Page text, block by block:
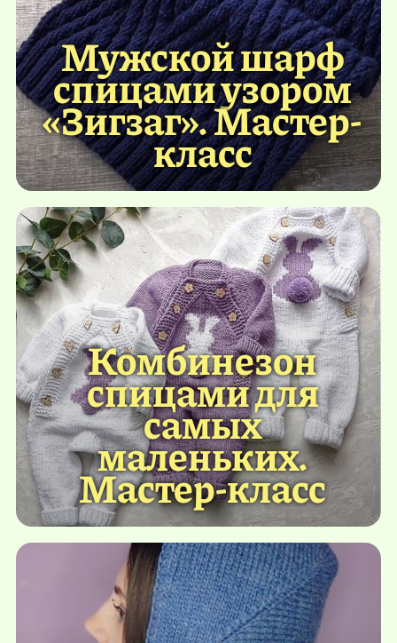
Мужской шарф
спицами узором
«Зигзаг». Мастер-
класс
Комбинезон
спицами для
самых
маленьких.
Мастер-класс